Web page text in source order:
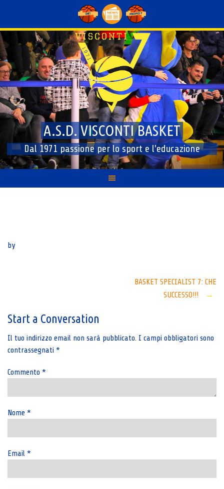
content
A.S.D. VISCONTI BASKET
Dal 1971 passione per lo sport e l'educazione
by
BASKET SPECIALIST 7: CHE
SUCCESSO!!!
→
Start a Conversation
Il tuo indirizzo email non sarà pubblicato. I campi obbligatori sono
contrassegnati *
Commento *
Nome *
Email *